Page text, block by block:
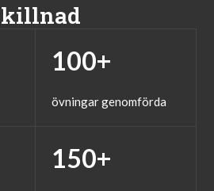
100+
övningar genomförda
150+